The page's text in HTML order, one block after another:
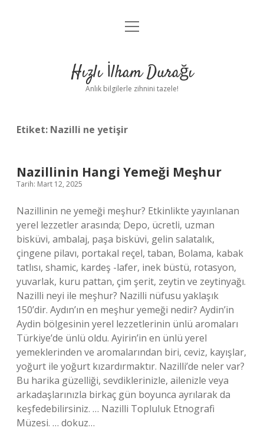
Anasayfa
Yasal Uyarı
menüyü
Hızlı İlham Durağı
Anlık bilgilerle zihnini tazele!
Etiket: Nazilli ne yetişir
Nazillinin Hangi Yemeği Meşhur
Tarih: Mart 12, 2025
Nazillinin ne yemeği meşhur? Etkinlikte yayınlanan
yerel lezzetler arasında; Depo, ücretli, uzman
bisküvi, ambalaj, paşa bisküvi, gelin salatalık,
çingene pilavı, portakal reçel, taban, Bolama, kabak
tatlısı, shamic, kardeş -lafer, inek büstü, rotasyon,
yuvarlak, kuru pattan, çim şerit, zeytin ve zeytinyağı.
Nazilli neyi ile meşhur? Nazilli nüfusu yaklaşık
150’dir. Aydın’ın en meşhur yemeği nedir? Aydin’in
Aydin bölgesinin yerel lezzetlerinin ünlü aromaları
Türkiye’de ünlü oldu. Ayirin’in en ünlü yerel
yemeklerinden ve aromalarından biri, ceviz, kayışlar,
yoğurt ile yoğurt kızardırmaktır. Nazilli’de neler var?
Bu harika güzelliği, sevdiklerinizle, ailenizle veya
arkadaşlarınızla birkaç gün boyunca ayrılarak da
keşfedebilirsiniz. … Nazilli Topluluk Etnografi
Müzesi. … dokuz…